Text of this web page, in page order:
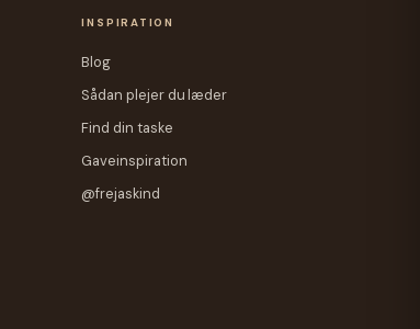
INSPIRATION
Blog
Sådan plejer du læder
Find din taske
Gaveinspiration
@frejaskind